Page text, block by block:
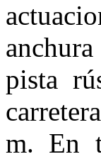
pista
m. En